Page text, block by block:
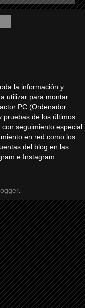
la información y
utilizar para montar
PC (Ordenador
pruebas de los últimos
seguimiento especial
en red como los
del blog en las
e Instagram.
.